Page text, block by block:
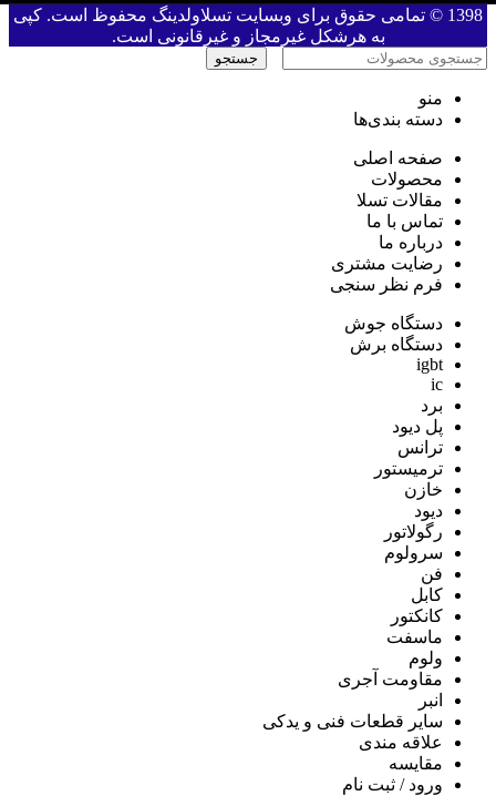
1398 © تمامی حقوق برای وبسایت تسلاولدینگ محفوظ است. کپی
به هرشکل غیرمجاز و غیرقانونی است.
جستجو
منو
دسته بندی‌ها
صفحه اصلی
محصولات
مقالات تسلا
تماس با ما
درباره ما
رضایت مشتری
فرم نظر سنجی
دستگاه جوش
دستگاه برش
igbt
ic
برد
پل دیود
ترانس
ترمیستور
خازن
دیود
رگولاتور
سرولوم
فن
کابل
کانکتور
ماسفت
ولوم
مقاومت آجری
انبر
سایر قطعات فنی و یدکی
علاقه مندی
مقايسه
ورود / ثبت نام